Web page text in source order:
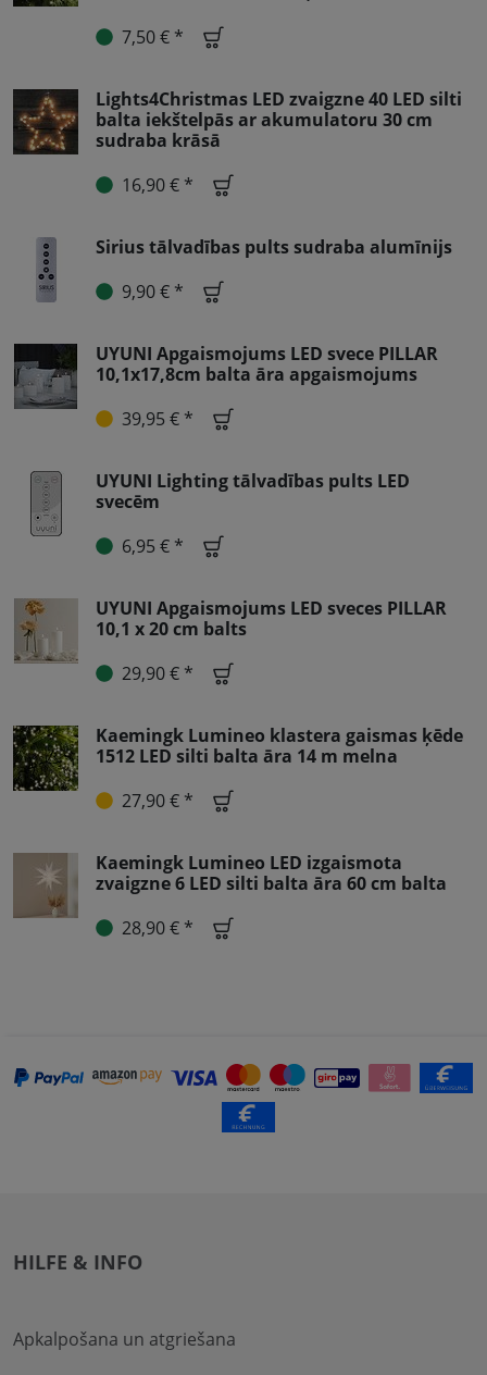
7,50 € *
Lights4Christmas LED zvaigzne 40 LED silti
balta iekštelpās ar akumulatoru 30 cm
sudraba krāsā
16,90 € *
Sirius tālvadības pults sudraba alumīnijs
9,90 € *
UYUNI Apgaismojums LED svece PILLAR
10,1x17,8cm balta āra apgaismojums
39,95 € *
UYUNI Lighting tālvadības pults LED
svecēm
6,95 € *
UYUNI Apgaismojums LED sveces PILLAR
10,1 x 20 cm balts
29,90 € *
Kaemingk Lumineo klastera gaismas ķēde
1512 LED silti balta āra 14 m melna
27,90 € *
Kaemingk Lumineo LED izgaismota
zvaigzne 6 LED silti balta āra 60 cm balta
28,90 € *
HILFE & INFO
Apkalpošana un atgriešana